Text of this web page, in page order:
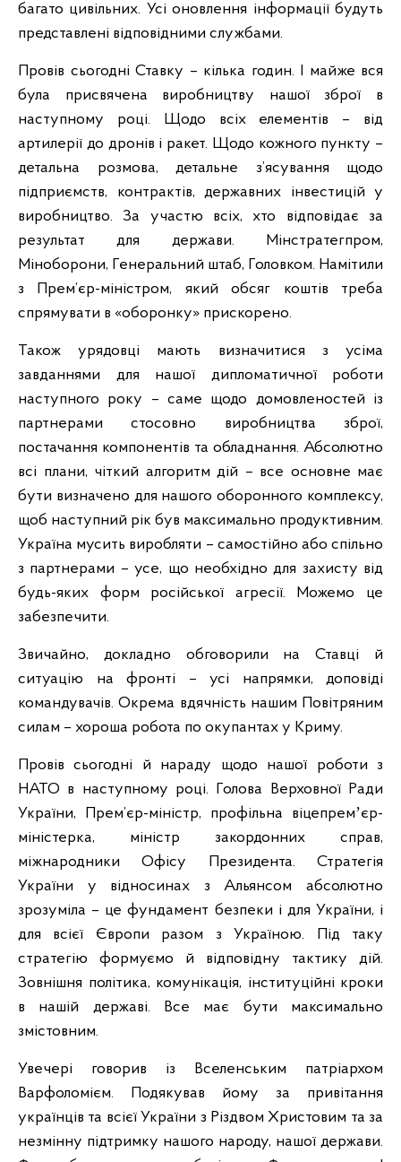
багато цивільних. Усі оновлення інформації будуть
представлені відповідними службами.
Провів сьогодні Ставку – кілька годин. І майже вся
була присвячена виробництву нашої зброї в
наступному році. Щодо всіх елементів – від
артилерії до дронів і ракет. Щодо кожного пункту –
детальна розмова, детальне з’ясування щодо
підприємств, контрактів, державних інвестицій у
виробництво. За участю всіх, хто відповідає за
результат для держави. Мінстратегпром,
Міноборони, Генеральний штаб, Головком. Намітили
з Прем’єр-міністром, який обсяг коштів треба
спрямувати в «оборонку» прискорено.
Також урядовці мають визначитися з усіма
завданнями для нашої дипломатичної роботи
наступного року – саме щодо домовленостей із
партнерами стосовно виробництва зброї,
постачання компонентів та обладнання. Абсолютно
всі плани, чіткий алгоритм дій – все основне має
бути визначено для нашого оборонного комплексу,
щоб наступний рік був максимально продуктивним.
Україна мусить виробляти – самостійно або спільно
з партнерами – усе, що необхідно для захисту від
будь-яких форм російської агресії. Можемо це
забезпечити.
Звичайно, докладно обговорили на Ставці й
ситуацію на фронті – усі напрямки, доповіді
командувачів. Окрема вдячність нашим Повітряним
силам – хороша робота по окупантах у Криму.
Провів сьогодні й нараду щодо нашої роботи з
НАТО в наступному році. Голова Верховної Ради
України, Прем’єр-міністр, профільна віцепремʼєр-
міністерка, міністр закордонних справ,
міжнародники Офісу Президента. Стратегія
України у відносинах з Альянсом абсолютно
зрозуміла – це фундамент безпеки і для України, і
для всієї Європи разом з Україною. Під таку
стратегію формуємо й відповідну тактику дій.
Зовнішня політика, комунікація, інституційні кроки
в нашій державі. Все має бути максимально
змістовним.
Увечері говорив із Вселенським патріархом
Варфоломієм. Подякував йому за привітання
українців та всієї України з Різдвом Христовим та за
незмінну підтримку нашого народу, нашої держави.